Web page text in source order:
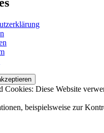
Cookies: Diese Website
beispielsweise zur